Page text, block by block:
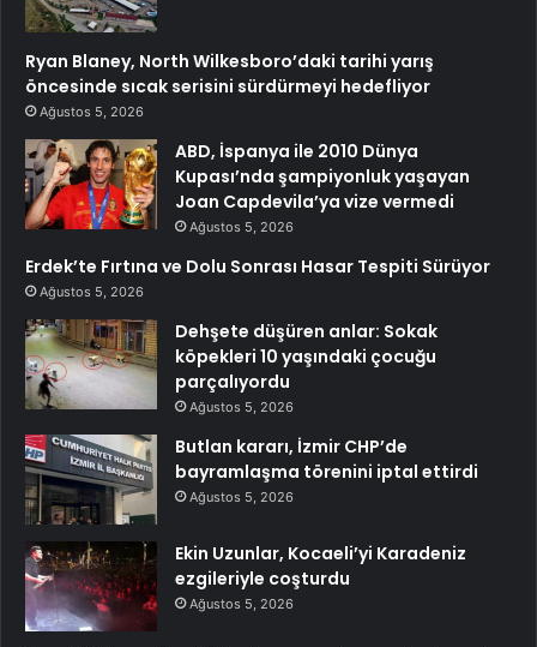
Ryan Blaney, North Wilkesboro’daki tarihi yarış
öncesinde sıcak serisini sürdürmeyi hedefliyor
Ağustos 5, 2026
ABD, İspanya ile 2010 Dünya
Kupası’nda şampiyonluk yaşayan
Joan Capdevila’ya vize vermedi
Ağustos 5, 2026
Erdek’te Fırtına ve Dolu Sonrası Hasar Tespiti Sürüyor
Ağustos 5, 2026
Dehşete düşüren anlar: Sokak
köpekleri 10 yaşındaki çocuğu
parçalıyordu
Ağustos 5, 2026
Butlan kararı, İzmir CHP’de
bayramlaşma törenini iptal ettirdi
Ağustos 5, 2026
Ekin Uzunlar, Kocaeli’yi Karadeniz
ezgileriyle coşturdu
Ağustos 5, 2026